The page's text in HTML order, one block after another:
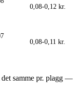
0,08-0,12 kr.
0,08-0,11 kr.
det samme pr. plagg —